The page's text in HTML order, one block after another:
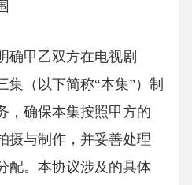
确甲乙双方在电视剧
集（以下简称“本集”）制
，确保本集按照甲方的
摄与制作，并妥善处理
配。本协议涉及的具体